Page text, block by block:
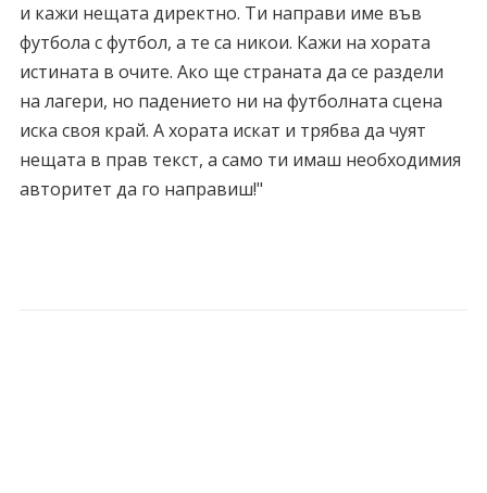
и кажи нещата директно. Ти направи име във
футбола с футбол, а те са никои. Кажи на хората
истината в очите. Ако ще страната да се раздели
на лагери, но падението ни на футболната сцена
иска своя край. А хората искат и трябва да чуят
нещата в прав текст, а само ти имаш необходимия
авторитет да го направиш!"